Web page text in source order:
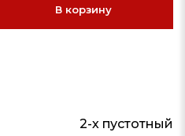
В корзину
2-х пустотный